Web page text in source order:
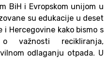
BiH i Evropskom unijom u
su edukacije u deset
i Hercegovine kako bismo s
važnosti recikliranja,
odlaganju otpada. U